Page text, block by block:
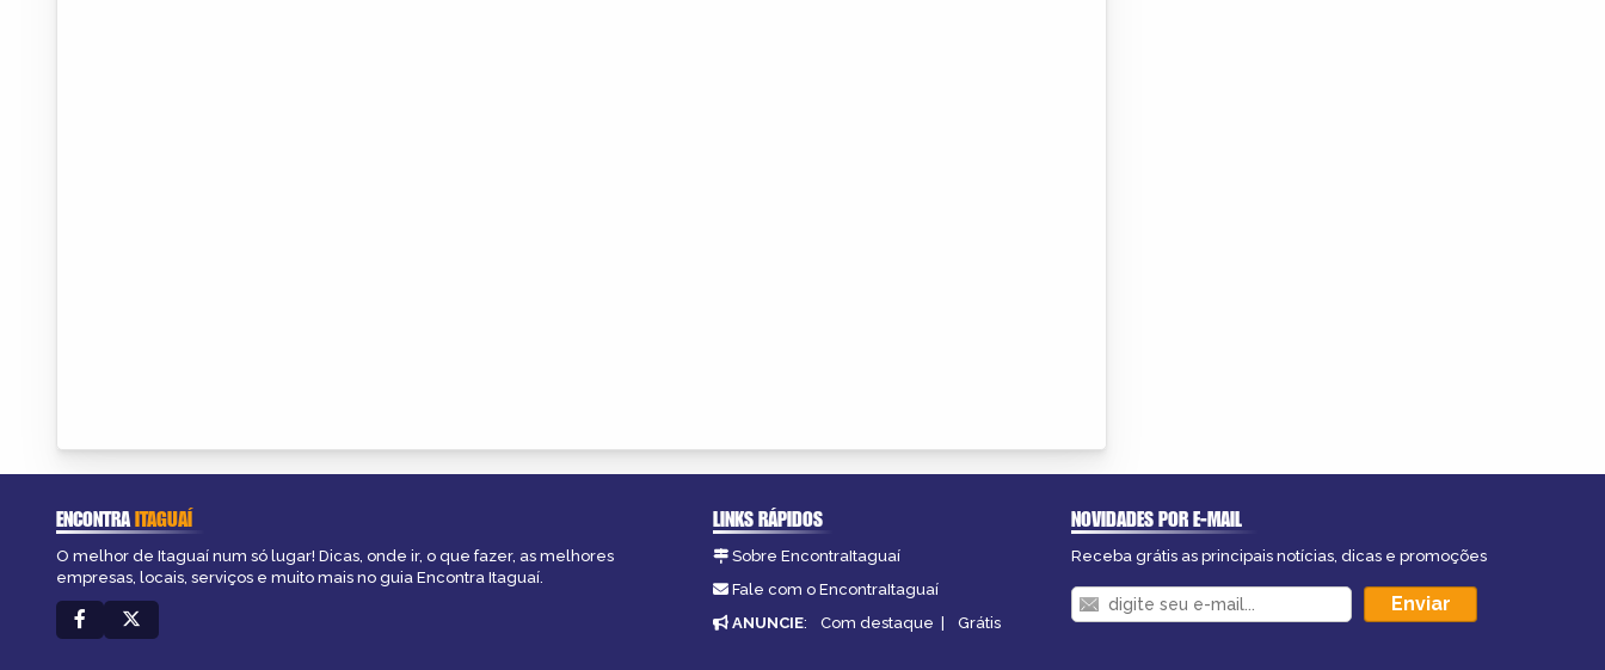
ENCONTRAITAGUAÍ
O melhor de Itaguaí num só lugar! Dicas, onde ir, o que fazer, as melhores
empresas, locais, serviços e muito mais no guia Encontra Itaguaí.
LINKS RÁPIDOS
Sobre EncontraItaguaí
Fale com o EncontraItaguaí
ANUNCIE: Com destaque | Grátis
NOVIDADES POR E-MAIL
Receba grátis as principais notícias, dicas e promoções